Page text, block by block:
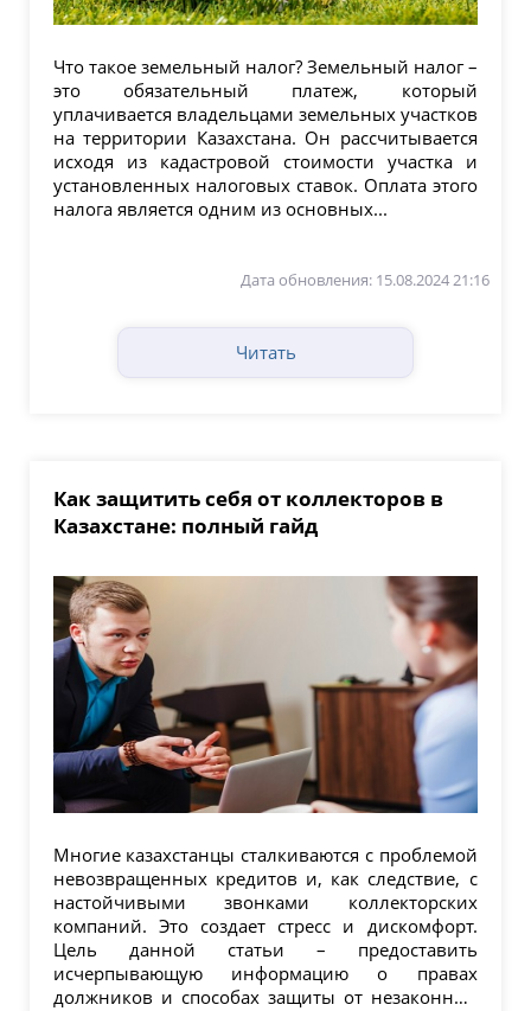
Что такое земельный налог? Земельный налог –
это обязательный платеж, который
уплачивается владельцами земельных участков
на территории Казахстана. Он рассчитывается
исходя из кадастровой стоимости участка и
установленных налоговых ставок. Оплата этого
налога является одним из основных...
Дата обновления: 15.08.2024 21:16
Читать
Как защитить себя от коллекторов в
Казахстане: полный гайд
Многие казахстанцы сталкиваются с проблемой
невозвращенных кредитов и, как следствие, с
настойчивыми звонками коллекторских
компаний. Это создает стресс и дискомфорт.
Цель данной статьи – предоставить
исчерпывающую информацию о правах
должников и способах защиты от незаконных